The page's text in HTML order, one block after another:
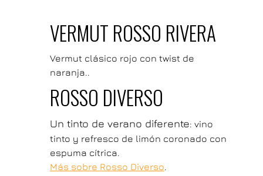
VERMUT ROSSO RIVERA
Vermut clásico rojo con twist de
naranja..
ROSSO DIVERSO
Un tinto de verano diferente: vino
tinto y refresco de limón coronado con
espuma cítrica.
Más sobre Rosso Diverso.